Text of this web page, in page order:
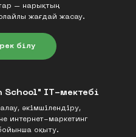
– нарықтың
жағдай жасау.
School" IT-мектебі
әкімшілендіру,
интернет-маркетинг
оқыту.
білу